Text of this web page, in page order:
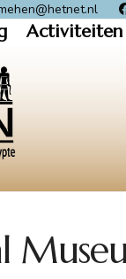
Activiteiten